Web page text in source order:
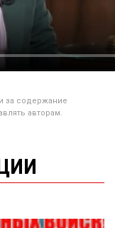
за содержание
авторам.